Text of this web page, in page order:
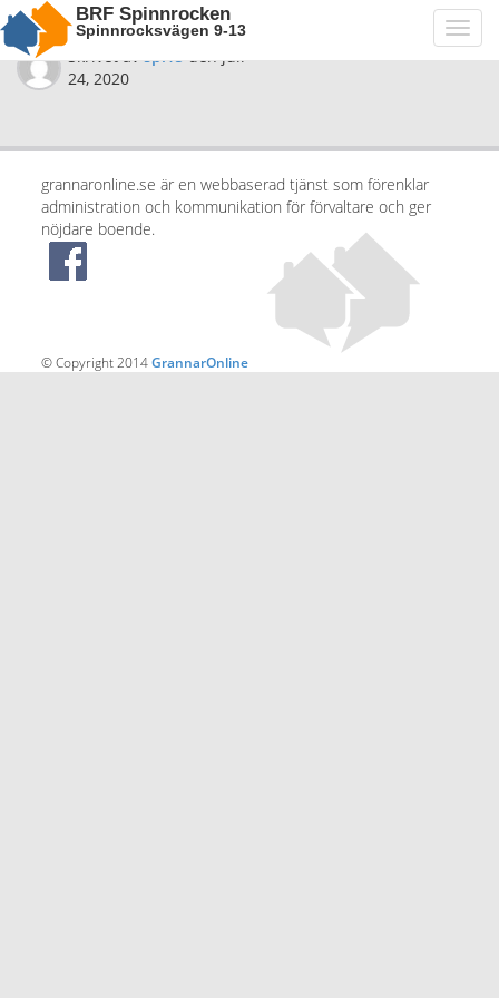
BRF Spinnrocken
Spinnrocksvägen 9-13
Skrivet avspi15denjuli
24, 2020
grannaronline.se är en webbaserad tjänst som förenklar
administration och kommunikation för förvaltare och ger
nöjdare boende.
© Copyright 2014GrannarOnline